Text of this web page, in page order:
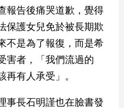
報告後痛哭道歉，覺得
保護女兒免於被長期欺
不是為了報復，而是希
害者，「我們流過的
再有人承受」。
事長石明謹也在臉書發